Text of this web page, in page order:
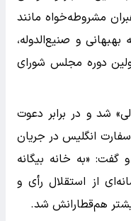
مشروطه‌خواه مانند
بهبهانی و صنیع‌الدوله،
دوره مجلس شورای
شد و در برابر دعوت
سفارت انگلیس در جریان
گفت: «به خانه بیگانه
از استقلال رأی و
هم‌قطارانش شد.